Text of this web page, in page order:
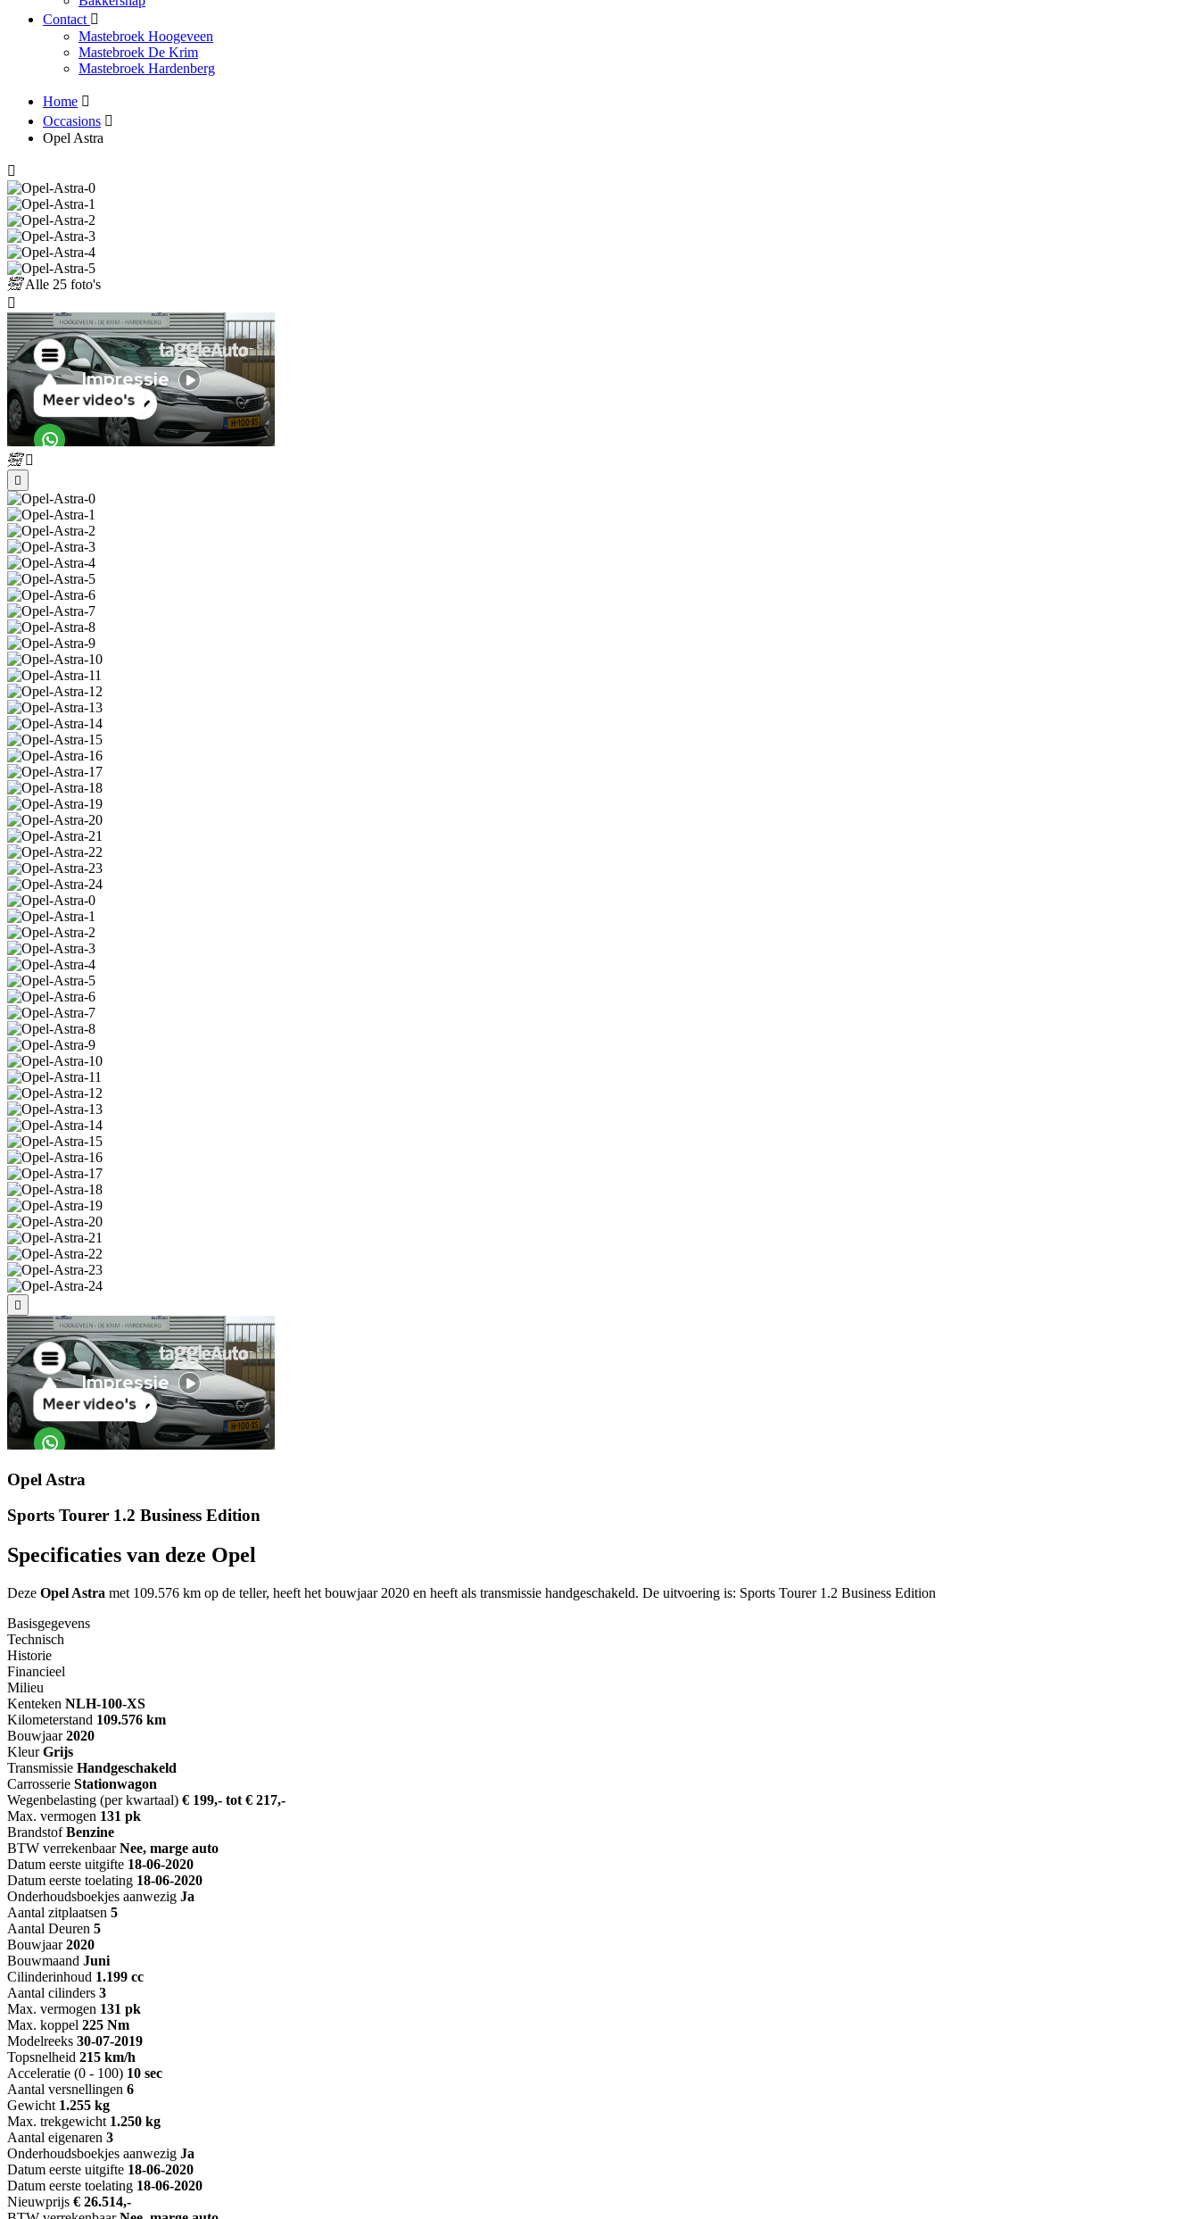
Contact
Mastebroek Hoogeveen
Mastebroek De Krim
Mastebroek Hardenberg
Home
Occasions
Opel Astra
Alle 25 foto's
Opel Astra
Sports Tourer 1.2 Business Edition
Specificaties van deze Opel
Deze Opel Astra met 109.576 km op de teller, heeft het bouwjaar 2020 en heeft als transmissie handgeschakeld. De uitvoering is: Sports Tourer 1.2 Business Edition
Basisgegevens
Technisch
Historie
Financieel
Milieu
Kenteken NLH-100-XS
Kilometerstand 109.576 km
Bouwjaar 2020
Kleur Grijs
Transmissie Handgeschakeld
Carrosserie Stationwagon
Wegenbelasting (per kwartaal) € 199,- tot € 217,-
Max. vermogen 131 pk
Brandstof Benzine
BTW verrekenbaar Nee, marge auto
Datum eerste uitgifte 18-06-2020
Datum eerste toelating 18-06-2020
Onderhoudsboekjes aanwezig Ja
Aantal zitplaatsen 5
Aantal Deuren 5
Bouwjaar 2020
Bouwmaand Juni
Cilinderinhoud 1.199 cc
Aantal cilinders 3
Max. vermogen 131 pk
Max. koppel 225 Nm
Modelreeks 30-07-2019
Topsnelheid 215 km/h
Acceleratie (0 - 100) 10 sec
Aantal versnellingen 6
Gewicht 1.255 kg
Max. trekgewicht 1.250 kg
Aantal eigenaren 3
Onderhoudsboekjes aanwezig Ja
Datum eerste uitgifte 18-06-2020
Datum eerste toelating 18-06-2020
Nieuwprijs € 26.514,-